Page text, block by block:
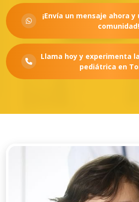
¡Envía un mensaje ahora
comunidad!
Llama hoy y experimenta
pediátrica en